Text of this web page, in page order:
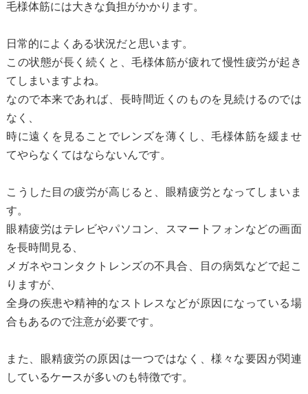
毛様体筋には大きな負担がかかります。
日常的によくある状況だと思います。
この状態が長く続くと、毛様体筋が疲れて慢性疲労が起き
てしまいますよね。
なので本来であれば、長時間近くのものを見続けるのでは
なく、
時に遠くを見ることでレンズを薄くし、毛様体筋を緩ませ
てやらなくてはならないんです。
こうした目の疲労が高じると、眼精疲労となってしまいま
す。
眼精疲労はテレビやパソコン、スマートフォンなどの画面
を長時間見る、
メガネやコンタクトレンズの不具合、目の病気などで起こ
りますが、
全身の疾患や精神的なストレスなどが原因になっている場
合もあるので注意が必要です。
また、眼精疲労の原因は一つではなく、様々な要因が関連
しているケースが多いのも特徴です。